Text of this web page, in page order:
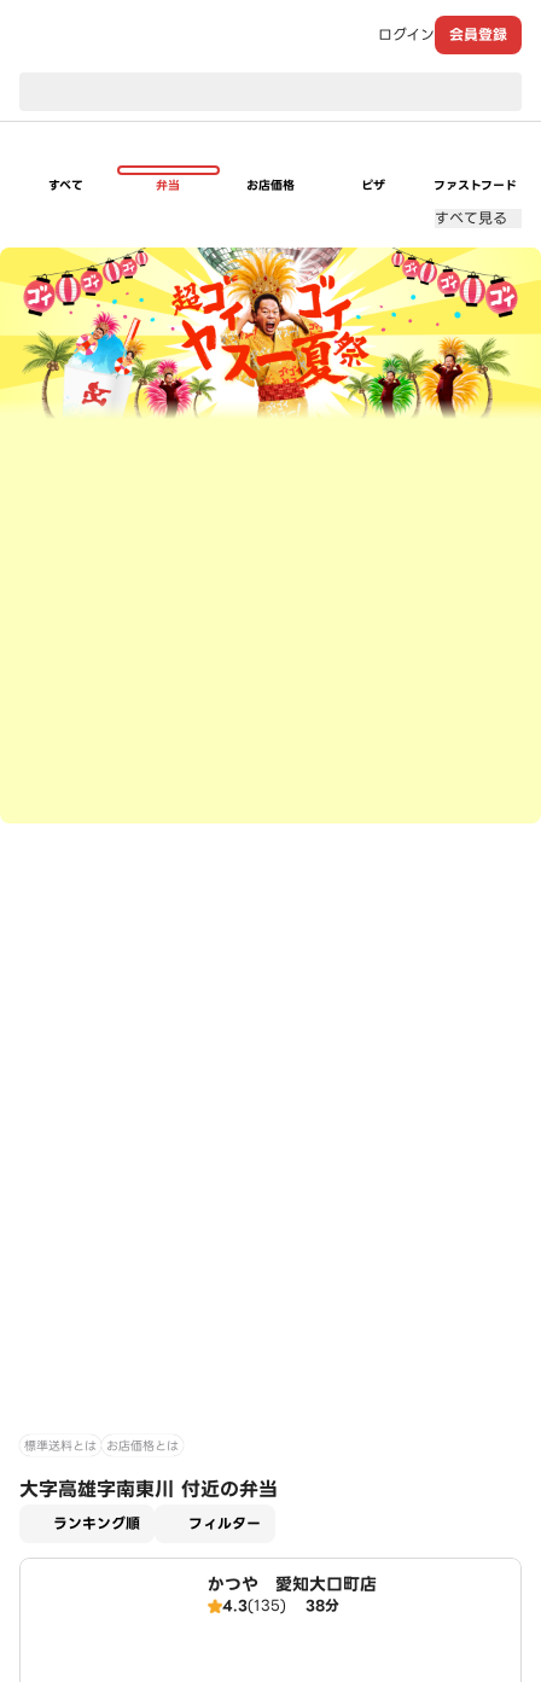
ログイン 会員登録
すべて 弁当 お店価格 ピザ ファストフード
すべて見る
超ゴイゴイヤスー夏祭
標準送料とは お店価格とは
大字高雄字南東川 付近の弁当
ランキング順 フィルター
かつや 愛知大口町店
4.3(135) 38分